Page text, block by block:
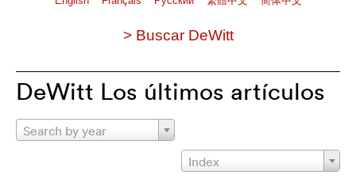
> Buscar DeWitt
DeWitt Los últimos artículos
Search by year
Index